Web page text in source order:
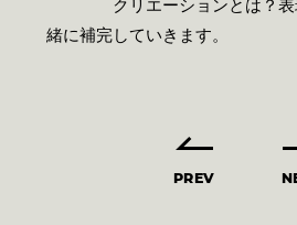
緒に補完していきます。
PREV